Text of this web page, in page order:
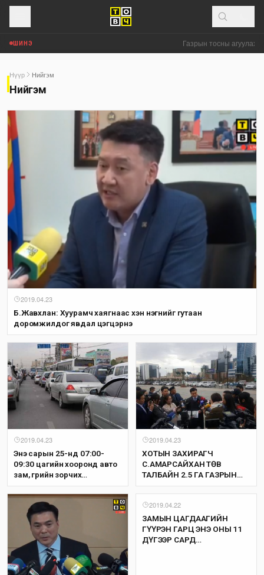
ШИНЭ Газрын тосны
Нүүр Нийгэм
Нийгэм
2019.04.23
Б.Жавхлан: Хуурамч хаягнаас хэн нэгнийг гутаан
доромжилдог явдал цэгцэрнэ
2019.04.23
Энэ сарын 25-нд 07:00-
09:30 цагийн хооронд авто
зам, гүүрийн зорчих
хөдөлгөөнийг түр хаана
2019.04.23
ХОТЫН ЗАХИРАГЧ
С.АМАРСАЙХАН ТӨВ
ТАЛБАЙН 2.5 ГА ГАЗРЫН
ЗӨВШӨӨРЛИЙГ ЦУЦАЛЛАА
2019.04.22
ЗАМЫН ЦАГДААГИЙН
ГҮҮРЭН ГАРЦ ЭНЭ ОНЫ 11
ДҮГЭЭР САРД